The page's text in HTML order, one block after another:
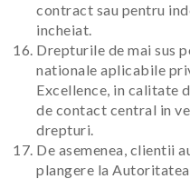
contract sau pentru
incheiat.
Drepturile de mai sus
nationale aplicabile
Excellence, in calitate
de contact central in
drepturi.
De asemenea, clientii
plangere la